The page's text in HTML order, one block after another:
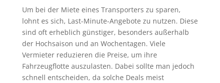
Um bei der Miete eines Transporters zu sparen,
lohnt es sich, Last-Minute-Angebote zu nutzen. Diese
sind oft erheblich günstiger, besonders außerhalb
der Hochsaison und an Wochentagen. Viele
Vermieter reduzieren die Preise, um ihre
Fahrzeugflotte auszulasten. Dabei sollte man jedoch
schnell entscheiden, da solche Deals meist